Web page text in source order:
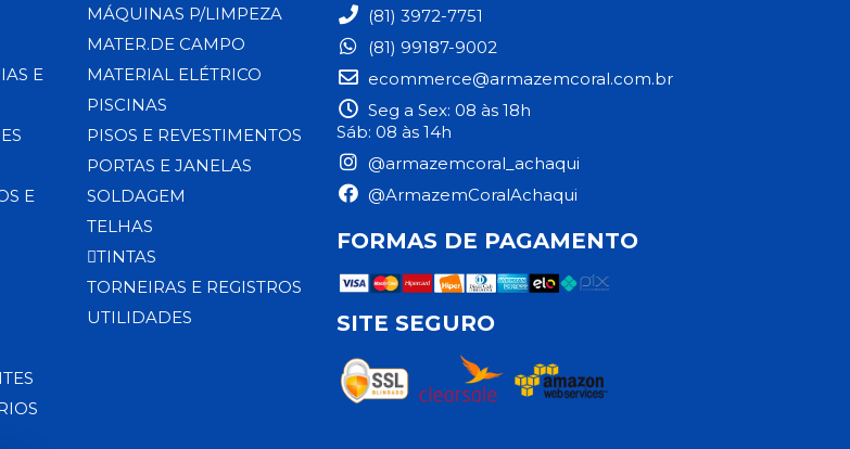
E
E
MÁQUINAS P/LIMPEZA
MATER.DE CAMPO
MATERIAL ELÉTRICO
PISCINAS
PISOS E REVESTIMENTOS
PORTAS E JANELAS
SOLDAGEM
TELHAS
TINTAS
TORNEIRAS E REGISTROS
UTILIDADES
(81) 3972-7751
(81) 99187-9002
ecommerce@armazemcoral.com.br
Seg a Sex: 08 às 18h
Sáb: 08 às 14h
@armazemcoral_achaqui
@ArmazemCoralAchaqui
FORMAS DE PAGAMENTO
SITE SEGURO